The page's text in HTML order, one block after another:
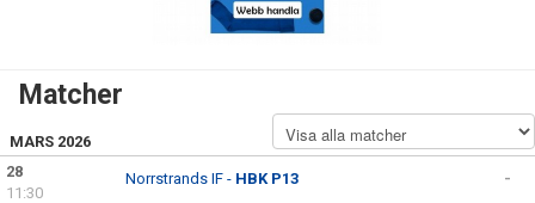
BILDGALLERI
Matcher
MARS 2026
28
11:30
Norrstrands IF - HBK P13 -